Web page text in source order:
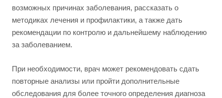
возможных причинах заболевания, рассказать о
методиках лечения и профилактики, а также дать
рекомендации по контролю и дальнейшему наблюдению
за заболеванием.
При необходимости, врач может рекомендовать сдать
повторные анализы или пройти дополнительные
обследования для более точного определения диагноза